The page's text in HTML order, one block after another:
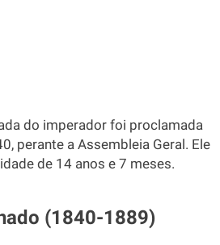
do imperador foi proclamada
perante a Assembleia Geral. Ele
de 14 anos e 7 meses.
(1840-1889)